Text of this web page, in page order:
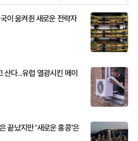
이 움켜쥔 새로운 전략자
산다...유럽 열광시킨 메이
끝났지만 '새로운 홍콩'은